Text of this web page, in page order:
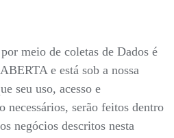
meio de coletas de Dados é
e está sob a nossa
seu uso, acesso e
necessários, serão feitos dentro
negócios descritos nesta